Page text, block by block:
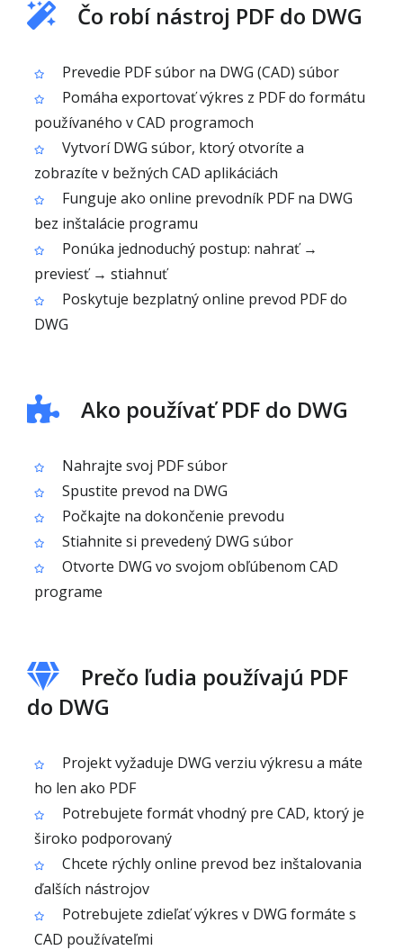
Čo robí nástroj PDF do DWG
Prevedie PDF súbor na DWG (CAD) súbor
Pomáha exportovať výkres z PDF do formátu
používaného v CAD programoch
Vytvorí DWG súbor, ktorý otvoríte a
zobrazíte v bežných CAD aplikáciách
Funguje ako online prevodník PDF na DWG
bez inštalácie programu
Ponúka jednoduchý postup: nahrať →
previesť → stiahnuť
Poskytuje bezplatný online prevod PDF do
DWG
Ako používať PDF do DWG
Nahrajte svoj PDF súbor
Spustite prevod na DWG
Počkajte na dokončenie prevodu
Stiahnite si prevedený DWG súbor
Otvorte DWG vo svojom obľúbenom CAD
programe
Prečo ľudia používajú PDF
do DWG
Projekt vyžaduje DWG verziu výkresu a máte
ho len ako PDF
Potrebujete formát vhodný pre CAD, ktorý je
široko podporovaný
Chcete rýchly online prevod bez inštalovania
ďalších nástrojov
Potrebujete zdieľať výkres v DWG formáte s
CAD používateľmi